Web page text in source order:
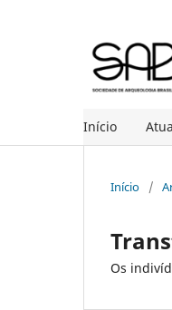
Início
Início /
Os